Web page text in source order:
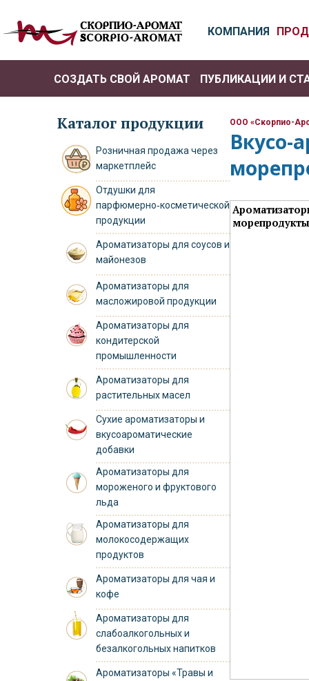
КОМПАНИЯ
СОЗДАТЬ СВОЙ АРОМАТ
ПУБЛИКАЦИИ И
Каталог продукции
Розничная продажа через
маркетплейс
Отдушки для
парфюмерно‑косметической
продукции
Ароматизаторы для соусов и
майонезов
Ароматизаторы для
масложировой продукции
Ароматизаторы для
кондитерской
промышленности
Ароматизаторы для
растительных масел
Сухие ароматизаторы и
вкусоароматические
добавки
Ароматизаторы для
мороженого и фруктового
льда
Ароматизаторы для
молокосодержащих
продуктов
Ароматизаторы для чая и
кофе
Ароматизаторы для
слабоалкогольных и
безалкогольных напитков
Ароматизаторы «Травы и
ООО «Скорпио-
Вкусо-